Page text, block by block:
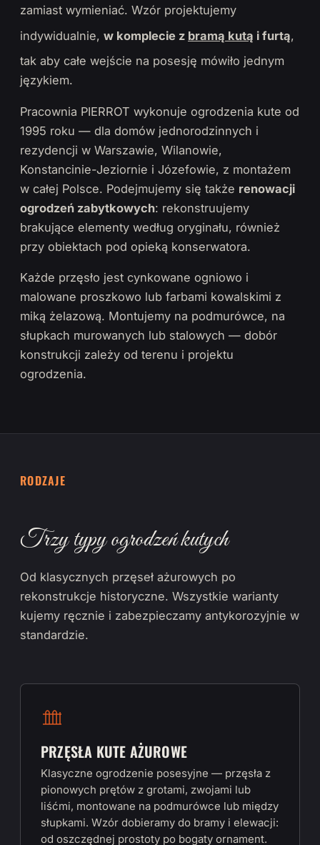
zamiast wymieniać. Wzór projektujemy
indywidualnie, w komplecie z bramą kutą i furtą,
tak aby całe wejście na posesję mówiło jednym
językiem.
Pracownia PIERROT wykonuje ogrodzenia kute od
1995 roku — dla domów jednorodzinnych i
rezydencji w Warszawie, Wilanowie,
Konstancinie-Jeziornie i Józefowie, z montażem
w całej Polsce. Podejmujemy się także renowacji
ogrodzeń zabytkowych: rekonstruujemy
brakujące elementy według oryginału, również
przy obiektach pod opieką konserwatora.
Każde przęsło jest cynkowane ogniowo i
malowane proszkowo lub farbami kowalskimi z
miką żelazową. Montujemy na podmurówce, na
słupkach murowanych lub stalowych — dobór
konstrukcji zależy od terenu i projektu
ogrodzenia.
RODZAJE
Trzy typy ogrodzeń kutych
Od klasycznych przęseł ażurowych po
rekonstrukcje historyczne. Wszystkie warianty
kujemy ręcznie i zabezpieczamy antykorozyjnie w
standardzie.
PRZĘSŁA KUTE AŻUROWE
Klasyczne ogrodzenie posesyjne — przęsła z
pionowych prętów z grotami, zwojami lub
liśćmi, montowane na podmurówce lub między
słupkami. Wzór dobieramy do bramy i elewacji:
od oszczędnej prostoty po bogaty ornament.